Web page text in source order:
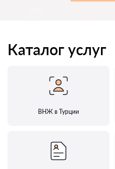
Каталог услуг
ВНЖ в Турции